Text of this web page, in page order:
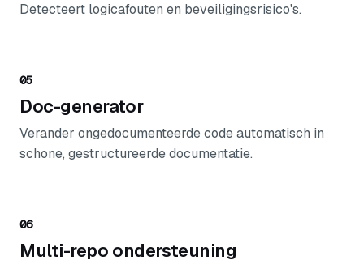
Detecteert logicafouten en beveiligingsrisico's.
05
Doc-generator
Verander ongedocumenteerde code automatisch in
schone, gestructureerde documentatie.
06
Multi-repo ondersteuning